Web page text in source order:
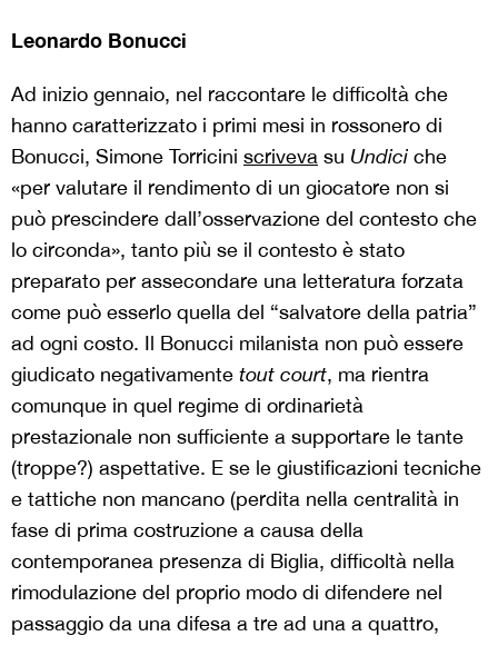
Leonardo Bonucci
Ad inizio gennaio, nel raccontare le difficoltà che
hanno caratterizzato i primi mesi in rossonero di
Bonucci, Simone Torricini scriveva su Undici che
«per valutare il rendimento di un giocatore non si
può prescindere dall’osservazione del contesto che
lo circonda», tanto più se il contesto è stato
preparato per assecondare una letteratura forzata
come può esserlo quella del “salvatore della patria”
ad ogni costo. Il Bonucci milanista non può essere
giudicato negativamente tout court, ma rientra
comunque in quel regime di ordinarietà
prestazionale non sufficiente a supportare le tante
(troppe?) aspettative. E se le giustificazioni tecniche
e tattiche non mancano (perdita nella centralità in
fase di prima costruzione a causa della
contemporanea presenza di Biglia, difficoltà nella
rimodulazione del proprio modo di difendere nel
passaggio da una difesa a tre ad una a quattro,